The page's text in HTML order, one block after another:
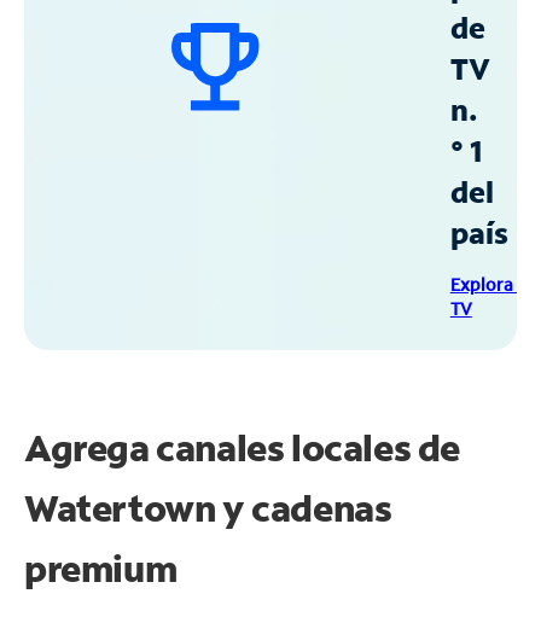
de
TV
n.
° 1
del
país
Explora
TV
Agrega canales locales de
Watertown y cadenas
premium